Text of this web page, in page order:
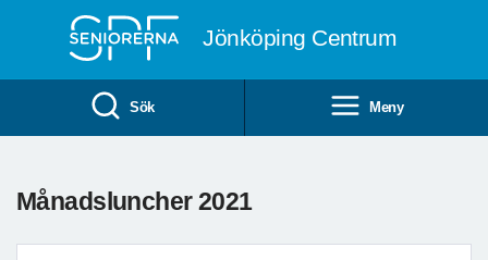
Jönköping Centrum
Sök Meny
Månadsluncher 2021